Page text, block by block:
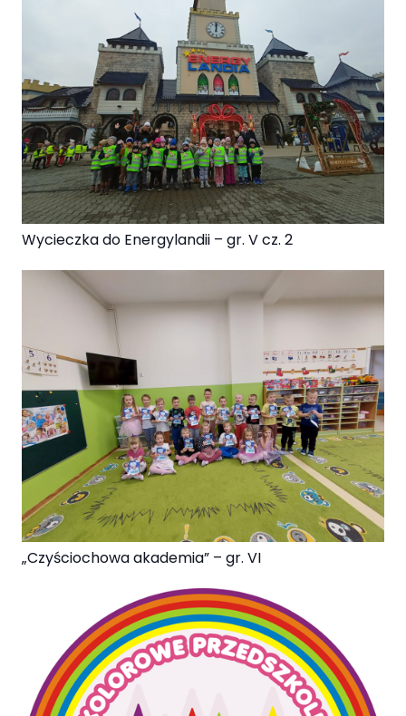
Wycieczka do Energylandii – gr. V cz. 2
„Czyściochowa akademia” – gr. VI